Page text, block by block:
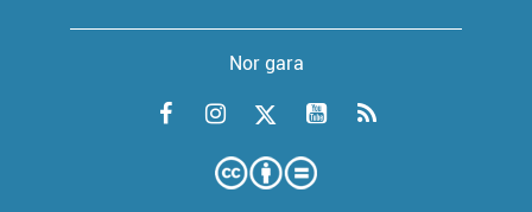
Nor gara